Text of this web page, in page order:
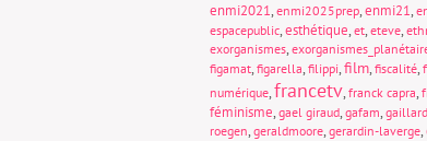
enmi2021, enmi2025prep,enmi21,
espacepublic,esthétique, et, eteve,
exorganismes,
figamat, figarella, filippi,film, fiscalité,
numérique,francetv, franck capra,
féminisme, gael giraud, gafam, gaillard
roegen, geraldmoore, gerardin-laverge,